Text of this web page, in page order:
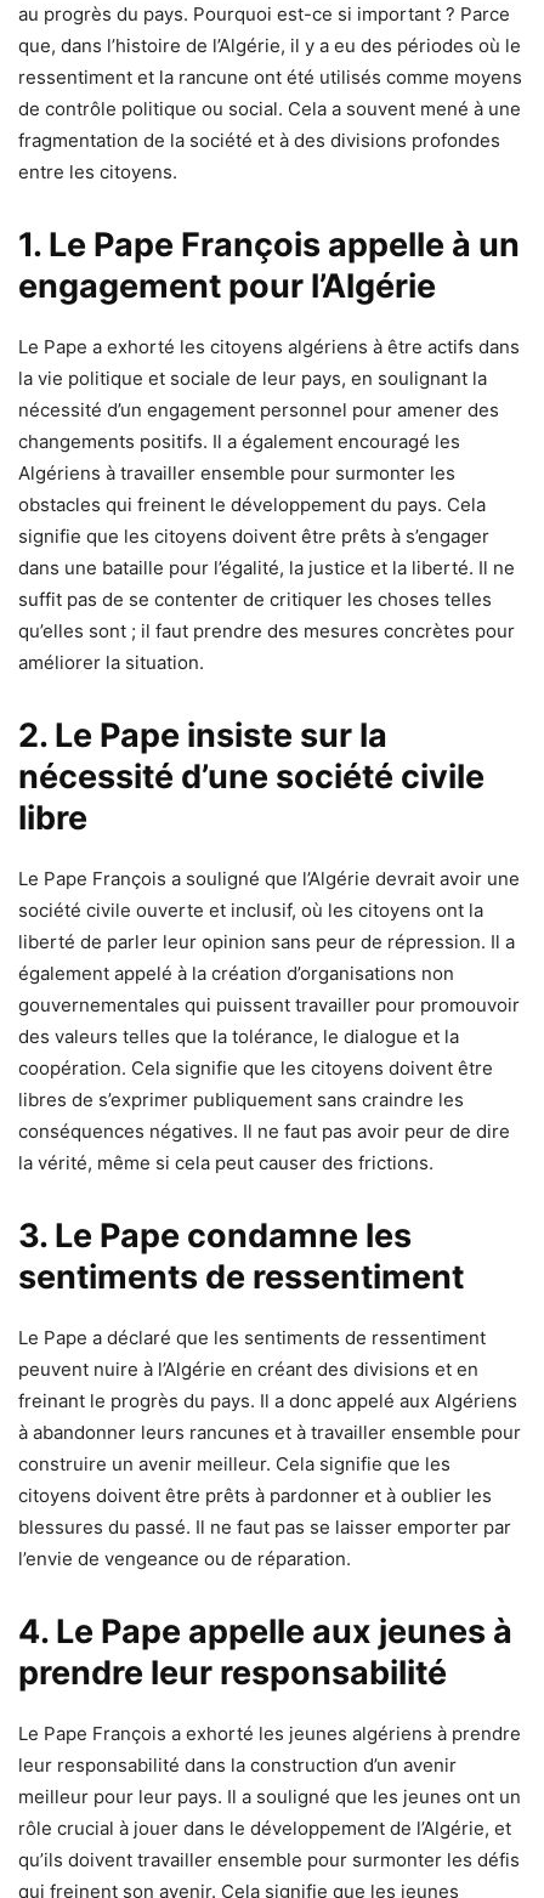
au progrès du pays. Pourquoi est-ce si important ? Parce
que, dans l’histoire de l’Algérie, il y a eu des périodes où le
ressentiment et la rancune ont été utilisés comme moyens
de contrôle politique ou social. Cela a souvent mené à une
fragmentation de la société et à des divisions profondes
entre les citoyens.
1. Le Pape François appelle à un
engagement pour l’Algérie
Le Pape a exhorté les citoyens algériens à être actifs dans
la vie politique et sociale de leur pays, en soulignant la
nécessité d’un engagement personnel pour amener des
changements positifs. Il a également encouragé les
Algériens à travailler ensemble pour surmonter les
obstacles qui freinent le développement du pays. Cela
signifie que les citoyens doivent être prêts à s’engager
dans une bataille pour l’égalité, la justice et la liberté. Il ne
suffit pas de se contenter de critiquer les choses telles
qu’elles sont ; il faut prendre des mesures concrètes pour
améliorer la situation.
2. Le Pape insiste sur la
nécessité d’une société civile
libre
Le Pape François a souligné que l’Algérie devrait avoir une
société civile ouverte et inclusif, où les citoyens ont la
liberté de parler leur opinion sans peur de répression. Il a
également appelé à la création d’organisations non
gouvernementales qui puissent travailler pour promouvoir
des valeurs telles que la tolérance, le dialogue et la
coopération. Cela signifie que les citoyens doivent être
libres de s’exprimer publiquement sans craindre les
conséquences négatives. Il ne faut pas avoir peur de dire
la vérité, même si cela peut causer des frictions.
3. Le Pape condamne les
sentiments de ressentiment
Le Pape a déclaré que les sentiments de ressentiment
peuvent nuire à l’Algérie en créant des divisions et en
freinant le progrès du pays. Il a donc appelé aux Algériens
à abandonner leurs rancunes et à travailler ensemble pour
construire un avenir meilleur. Cela signifie que les
citoyens doivent être prêts à pardonner et à oublier les
blessures du passé. Il ne faut pas se laisser emporter par
l’envie de vengeance ou de réparation.
4. Le Pape appelle aux jeunes à
prendre leur responsabilité
Le Pape François a exhorté les jeunes algériens à prendre
leur responsabilité dans la construction d’un avenir
meilleur pour leur pays. Il a souligné que les jeunes ont un
rôle crucial à jouer dans le développement de l’Algérie, et
qu’ils doivent travailler ensemble pour surmonter les défis
qui freinent son avenir. Cela signifie que les jeunes